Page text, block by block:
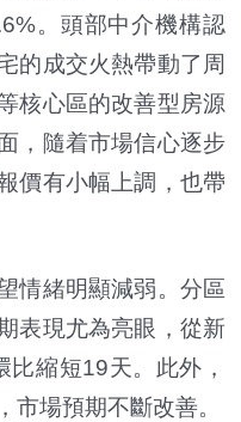
。頭部中介機構認
的成交火熱帶動了周
核心區的改善型房源
，隨着市場信心逐步
價有小幅上調，也帶
情緒明顯減弱。分區
表現尤為亮眼，從新
縮短19天。此外，
市場預期不斷改善。